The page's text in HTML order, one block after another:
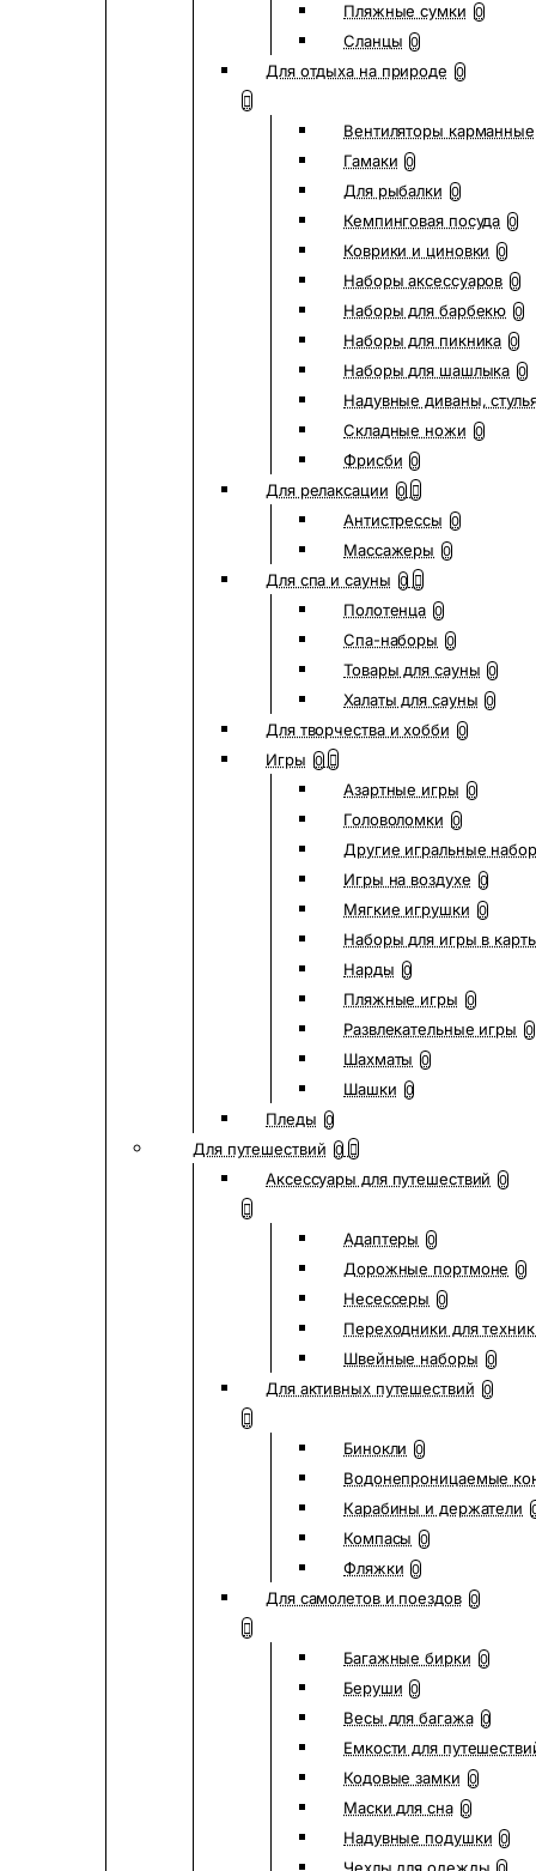
Пляжные сумки 0
Сланцы 0
Для отдыха на природе 0
Вентиляторы карманные
Гамаки 0
Для рыбалки 0
Кемпинговая посуда 0
Коврики и циновки 0
Наборы аксессуаров 0
Наборы для барбекю 0
Наборы для пикника 0
Наборы для шашлыка 0
Надувные диваны,
Складные ножи 0
Фрисби 0
Для релаксации 0
Антистрессы 0
Массажеры 0
Для спа и сауны 0
Полотенца 0
Спа-наборы 0
Товары для сауны 0
Халаты для сауны 0
Для творчества и хобби 0
Игры 0
Азартные игры 0
Головоломки 0
Другие игральные
Игры на воздухе 0
Мягкие игрушки 0
Наборы для игры в
Нарды 0
Пляжные игры 0
Развлекательные игры 0
Шахматы 0
Шашки 0
Пледы 0
Для путешествий 0
Аксессуары для путешествий 0
Адаптеры 0
Дорожные портмоне 0
Несессеры 0
Переходники для
Швейные наборы 0
Для активных путешествий 0
Бинокли 0
Водонепроницаемые
Карабины и держатели
Компасы 0
Фляжки 0
Для самолетов и поездов 0
Багажные бирки 0
Беруши 0
Весы для багажа 0
Емкости для
Кодовые замки 0
Маски для сна 0
Надувные подушки 0